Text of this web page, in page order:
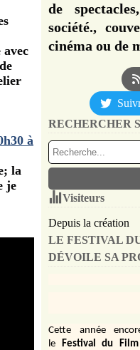
à
la
je
de
société.,
cinéma ou de
RECHERCHER
Visiteurs
Depuis la création
LE FESTIVAL
DÉVOILE SA
Cette année
le Festival du